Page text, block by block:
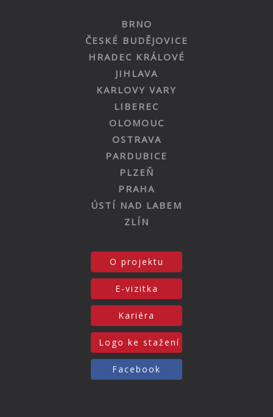
BRNO
ČESKÉ BUDĚJOVICE
HRADEC KRÁLOVÉ
JIHLAVA
KARLOVY VARY
LIBEREC
OLOMOUC
OSTRAVA
PARDUBICE
PLZEŇ
PRAHA
ÚSTÍ NAD LABEM
ZLÍN
O projektu
E-vizitka
Kariéra
Logo ke stažení
Facebook